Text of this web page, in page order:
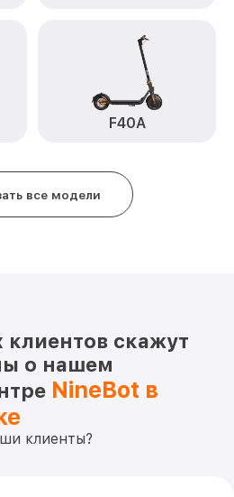
F40A
все модели
скажут
о нашем
NineBot в
клиенты?